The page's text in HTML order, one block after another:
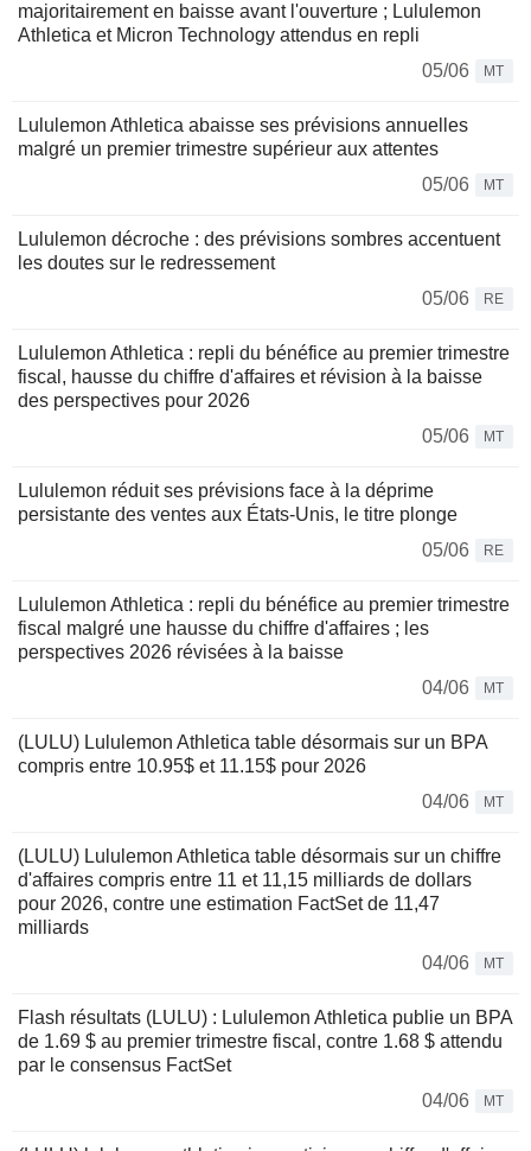
majoritairement en baisse avant l'ouverture ; Lululemon
Athletica et Micron Technology attendus en repli
05/06
MT
Lululemon Athletica abaisse ses prévisions annuelles
malgré un premier trimestre supérieur aux attentes
05/06
MT
Lululemon décroche : des prévisions sombres accentuent
les doutes sur le redressement
05/06
RE
Lululemon Athletica : repli du bénéfice au premier trimestre
fiscal, hausse du chiffre d'affaires et révision à la baisse
des perspectives pour 2026
05/06
MT
Lululemon réduit ses prévisions face à la déprime
persistante des ventes aux États-Unis, le titre plonge
05/06
RE
Lululemon Athletica : repli du bénéfice au premier trimestre
fiscal malgré une hausse du chiffre d'affaires ; les
perspectives 2026 révisées à la baisse
04/06
MT
(LULU) Lululemon Athletica table désormais sur un BPA
compris entre 10.95$ et 11.15$ pour 2026
04/06
MT
(LULU) Lululemon Athletica table désormais sur un chiffre
d'affaires compris entre 11 et 11,15 milliards de dollars
pour 2026, contre une estimation FactSet de 11,47
milliards
04/06
MT
Flash résultats (LULU) : Lululemon Athletica publie un BPA
de 1.69 $ au premier trimestre fiscal, contre 1.68 $ attendu
par le consensus FactSet
04/06
MT